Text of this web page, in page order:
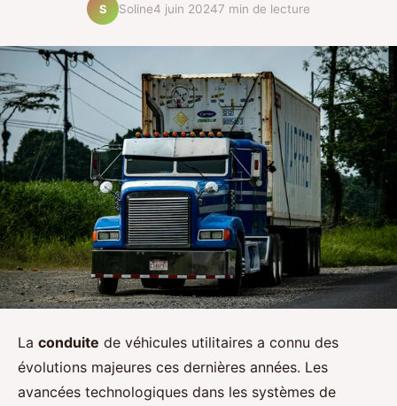
S Soline4 juin 20247 min de lecture
La conduite de véhicules utilitaires a connu des
évolutions majeures ces dernières années. Les
avancées technologiques dans les systèmes de